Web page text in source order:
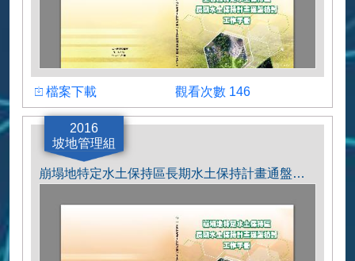
土石流特定水土保持區長期水土保持計畫通盤
檢討工作手冊
下載檔案
檔案下載 觀看次數 146
2016
坡地管理組
崩塌地特定水土保持區長期水土保持計畫通盤檢討工作手冊